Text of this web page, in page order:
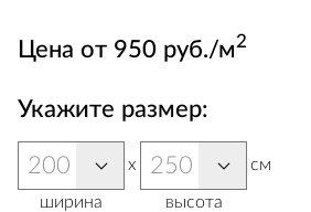
Цена от 950 руб./м2
Укажите размер:
ширина
x
высота
см